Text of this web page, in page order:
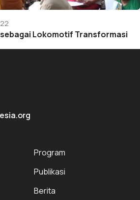
Lokomotif Transformasi
Program
Publikasi
Berita